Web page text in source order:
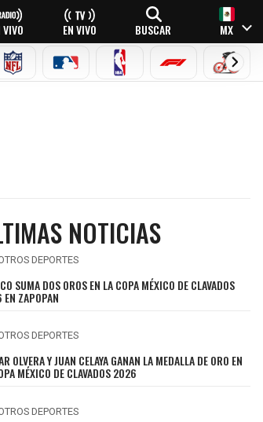
VIVO EN VIVO BUSCAR MX
NFL MLB NBA FÓRMULA 1
NOTICIAS
DEPORTES
SUMA DOS OROS EN LA COPA MÉXICO DE CLAVADOS
ZAPOPAN
DEPORTES
OLVERA Y JUAN CELAYA GANAN LA MEDALLA DE ORO EN
MÉXICO DE CLAVADOS 2026
DEPORTES